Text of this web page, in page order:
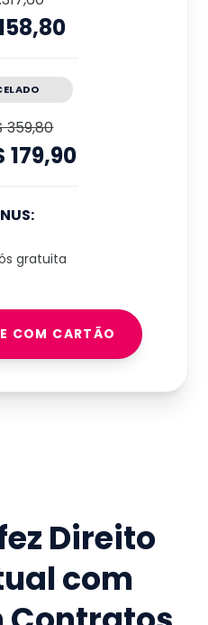
359,80
179,90
gratuita
COM CARTÃO
Direito
com